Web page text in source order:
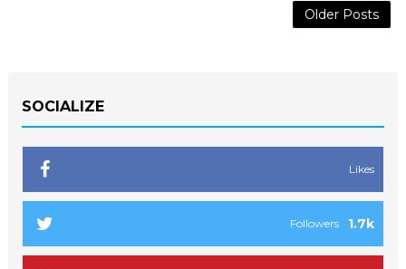
Older Posts
SOCIALIZE
Likes
1.7k
Followers